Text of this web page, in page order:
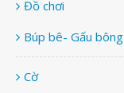
Đồ chơi
Búp bê- Gấu bông
Cờ